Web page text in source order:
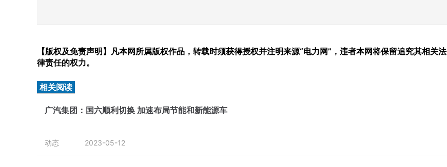
【版权及免责声明】凡本网所属版权作品，转载时须获得授权并注明来源“电力网”，违者本网将保留追究其相关法
律责任的权力。
相关阅读
广汽集团：国六顺利切换 加速布局节能和新能源车
动态 2023-05-12